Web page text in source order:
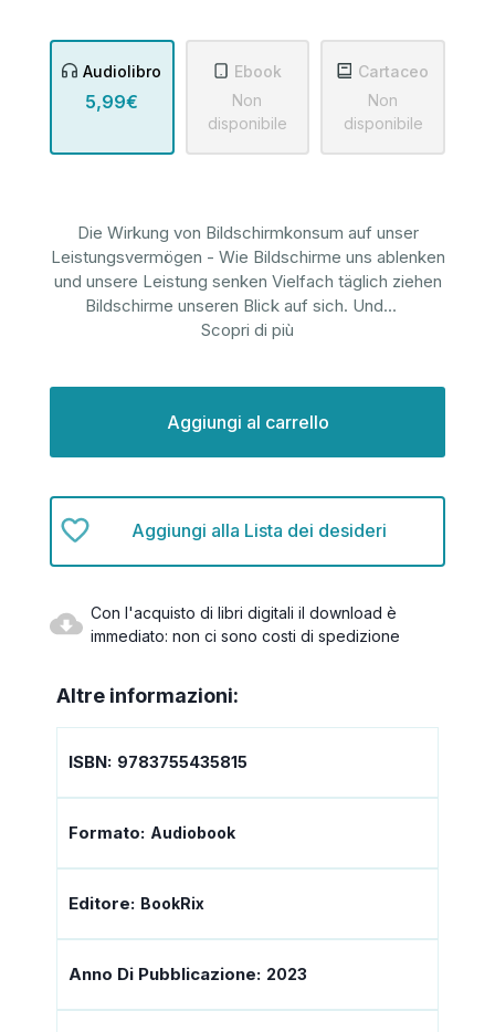
Audiolibro
5,99€
Ebook
Non
disponibile
Cartaceo
Non
disponibile
Die Wirkung von Bildschirmkonsum auf unser
Leistungsvermögen - Wie Bildschirme uns ablenken
und unsere Leistung senken Vielfach täglich ziehen
Bildschirme unseren Blick auf sich. Und...
Scopri di più
Aggiungi alla Lista dei desideri
Con l'acquisto di libri digitali il download è
immediato: non ci sono costi di spedizione
Altre informazioni:
ISBN: 9783755435815
Formato: Audiobook
Editore: BookRix
Anno Di Pubblicazione: 2023